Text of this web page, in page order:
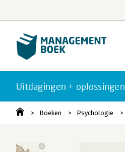
Uitdagingen + oplossingen
Boeken Psychologie